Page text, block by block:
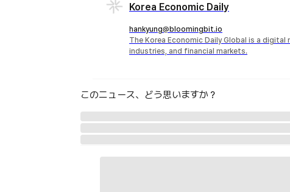
Korea Economic Daily
hankyung@bloomingbit.io
The Korea Economic Daily Global is a
industries, and financial markets.
このニュース、どう思いますか？